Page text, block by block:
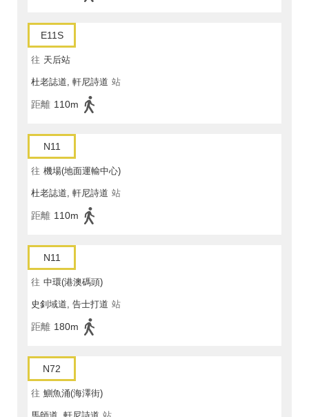
E11S
往 天后站
杜老誌道, 軒尼詩道 站
距離 110m
N11
往 機場(地面運輸中心)
杜老誌道, 軒尼詩道 站
距離 110m
N11
往 中環(港澳碼頭)
史釗域道, 告士打道 站
距離 180m
N72
往 鰂魚涌(海澤街)